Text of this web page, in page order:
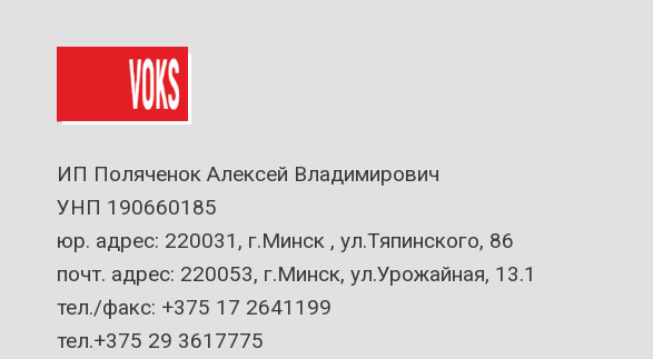
ИП Поляченок Алексей Владимирович
УНП 190660185
юр. адрес: 220031, г.Минск , ул.Тяпинского, 86
почт. адрес: 220053, г.Минск, ул.Урожайная, 13.1
тел./факс: +375 17 2641199
тел.+375 29 3617775